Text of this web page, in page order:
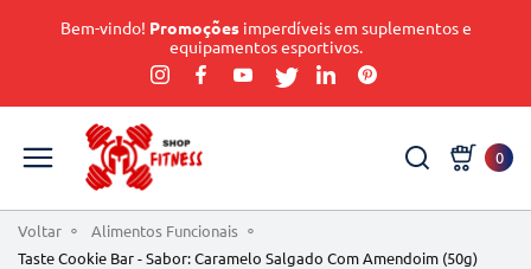
Bem-vindo! Promoçõesimperdíveis em suplementos e
equipamentos esportivos.
0
Voltar
Alimentos Funcionais
Taste Cookie Bar - Sabor: Caramelo Salgado Com Amendoim (50g)